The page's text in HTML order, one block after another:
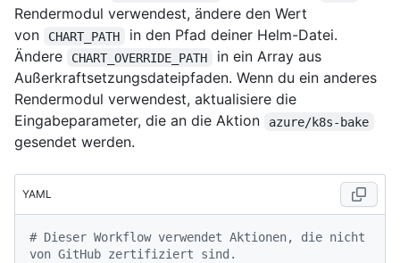
Rendermodul verwendest, ändere den Wert
von
CHART_PATH
in den Pfad deiner Helm-Datei.
Ändere
CHART_OVERRIDE_PATH
in ein Array aus
Außerkraftsetzungsdateipfaden. Wenn du ein anderes
Rendermodul verwendest, aktualisiere die
Eingabeparameter, die an die Aktion
azure/k8s-bake
gesendet werden.
YAML
# Dieser Workflow verwendet Aktionen, die nicht
von GitHub zertifiziert sind.